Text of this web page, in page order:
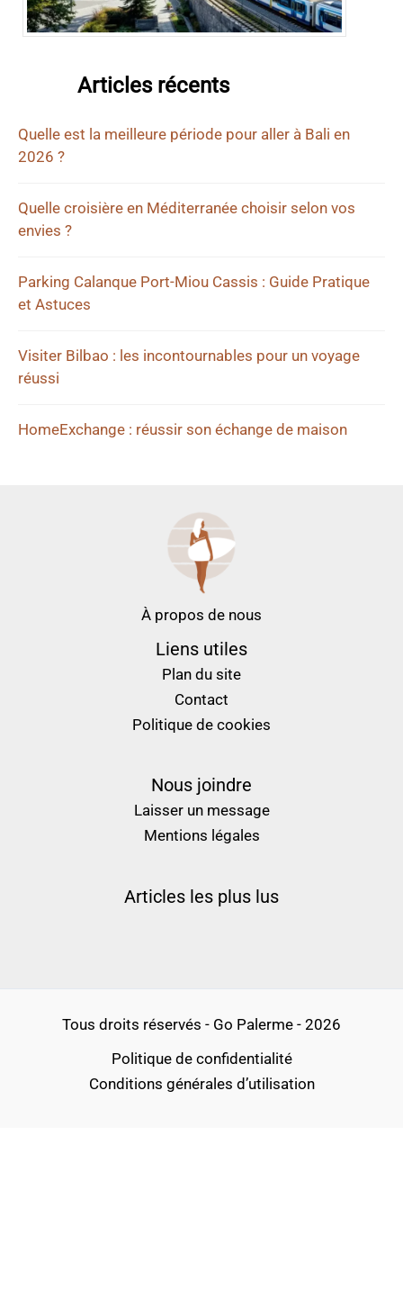
Articles récents
Quelle est la meilleure période pour aller à Bali en
2026 ?
Quelle croisière en Méditerranée choisir selon vos
envies ?
Parking Calanque Port-Miou Cassis : Guide Pratique
et Astuces
Visiter Bilbao : les incontournables pour un voyage
réussi
HomeExchange : réussir son échange de maison
À propos de nous
Liens utiles
Plan du site
Contact
Politique de cookies
Nous joindre
Laisser un message
Mentions légales
Articles les plus lus
Tous droits réservés - Go Palerme - 2026
Politique de confidentialité
Conditions générales d’utilisation